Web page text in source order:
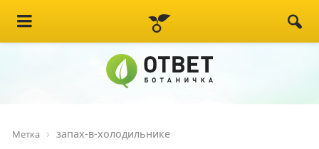
Метка запах-в-холодильнике